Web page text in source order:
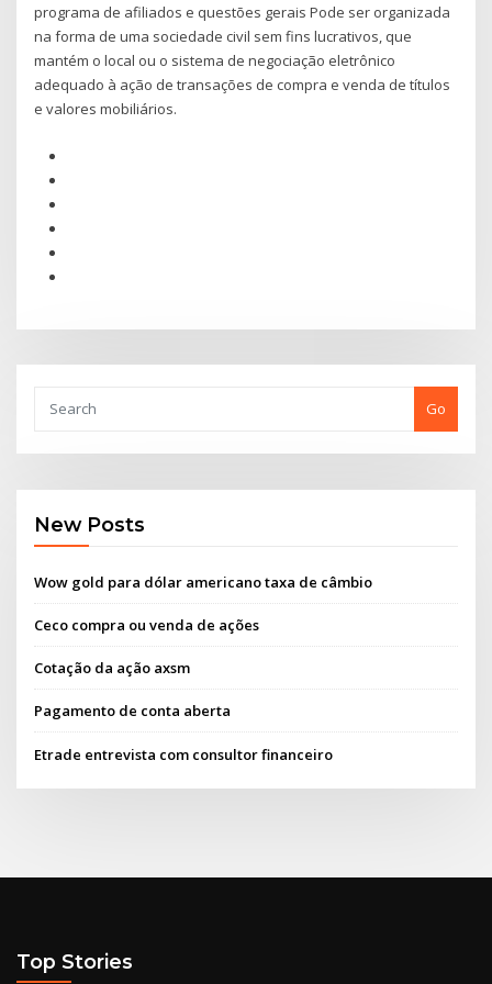
programa de afiliados e questões gerais Pode ser organizada
na forma de uma sociedade civil sem fins lucrativos, que
mantém o local ou o sistema de negociação eletrônico
adequado à ação de transações de compra e venda de títulos
e valores mobiliários.
Go
New Posts
Wow gold para dólar americano taxa de câmbio
Ceco compra ou venda de ações
Cotação da ação axsm
Pagamento de conta aberta
Etrade entrevista com consultor financeiro
Top Stories